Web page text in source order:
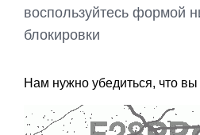
воспользуйтесь формой
блокировки
Нам нужно убедиться, что